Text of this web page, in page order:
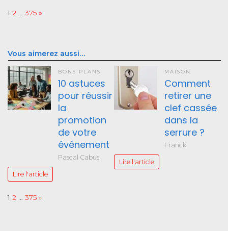
Page:
1 2 … 375 Next
»
Vous aimerez aussi…
BONS PLANS
10 astuces
pour réussir
la
promotion
de votre
événement
Pascal Cabus
Lire l'article
MAISON
Comment
retirer une
clef cassée
dans la
serrure ?
Franck
Lire l'article
Page:
1 2 … 375 Next
»